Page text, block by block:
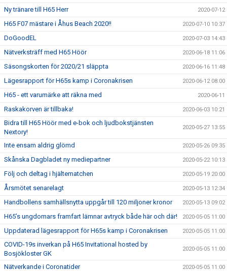
Ny tränare till H65 Herr 2020-07-12
H65 F07 mästare i Åhus Beach 2020!! 2020-07-10 10:37
DoGoodEL 2020-07-03 14:43
Nätverksträff med H65 Höör 2020-06-18 11:06
Säsongskorten för 2020/21 släppta 2020-06-16 11:48
Lägesrapport för H65s kamp i Coronakrisen 2020-06-12 08:00
H65 - ett varumärke att räkna med 2020-06-11
Raskakorven är tillbaka! 2020-06-03 10:21
Bidra till H65 Höör med e-bok och ljudbokstjänsten
Nextory!
2020-05-27 13:55
Inte ensam aldrig glömd 2020-05-26 09:35
Skånska Dagbladet ny mediepartner 2020-05-22 10:13
Följ och deltag i hjältematchen 2020-05-19 20:00
Årsmötet senarelagt 2020-05-13 12:34
Handbollens samhällsnytta uppgår till 120 miljoner kronor 2020-05-13 09:02
H65’s ungdomars framfart lämnar avtryck både här och där! 2020-05-05 11:00
Uppdaterad lägesrapport för H65s kamp i Coronakrisen 2020-05-05 11:00
COVID-19s inverkan på H65 Invitational hosted by
Bosjökloster GK
2020-05-05 11:00
Nätverkande i Coronatider 2020-05-05 11:00